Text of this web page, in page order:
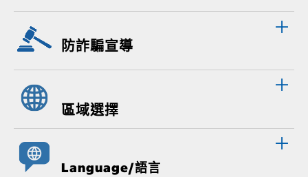
防詐騙宣導
區域選擇
Language/語言